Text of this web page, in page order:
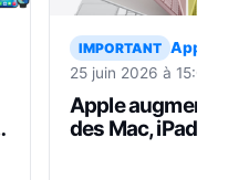
IMPORTANT Apple
25 juin 2026 à 15:07
Apple augmente
des Mac, iPad et